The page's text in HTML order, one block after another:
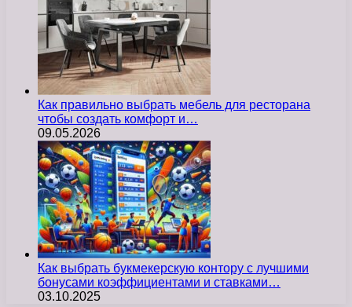
Как правильно выбрать мебель для ресторана
чтобы создать комфорт и…
09.05.2026
Как выбрать букмекерскую контору с лучшими
бонусами коэффициентами и ставками…
03.10.2025